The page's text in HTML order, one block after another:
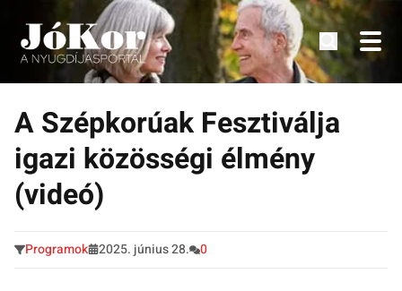
Tovább
tartalomra
Tudnivalók, érdekességek idősek számára.
A Szépkorúak Fesztiválja
igazi közösségi élmény
(videó)
Programok 2025. június 28. 0